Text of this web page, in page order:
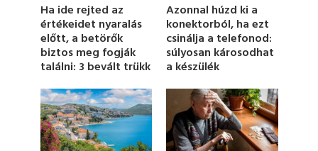
m
i
n
u
t
e
2
3
s
e
c
Ha ide rejted az
értékeidet nyaralás
előtt, a betörők
biztos meg fogják
találni: 3 bevált trükk
Azonnal húzd ki a
konektorból, ha ezt
csinálja a telefonod:
súlyosan károsodhat
a készülék